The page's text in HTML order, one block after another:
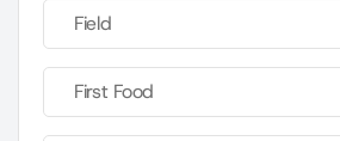
Field
First Food